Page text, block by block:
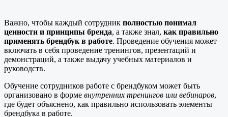
Важно, чтобы каждый сотрудник полностью понимал
ценности и принципы бренда, а также знал, как правильно
применять брендбук в работе. Проведение обучения может
включать в себя проведение тренингов, презентаций и
демонстраций, а также выдачу учебных материалов и
руководств.
Обучение сотрудников работе с брендбуком может быть
организовано в форме внутренних тренингов или вебинаров,
где будет объяснено, как правильно использовать элементы
брендбука в работе.